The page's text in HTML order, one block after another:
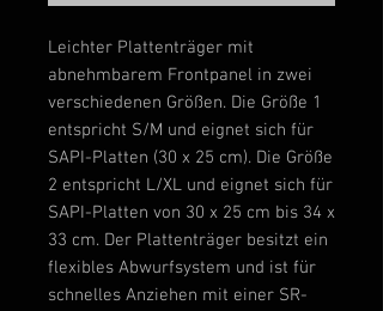
Leichter Plattenträger mit
abnehmbarem Frontpanel in zwei
verschiedenen Größen. Die Größe 1
entspricht S/M und eignet sich für
SAPI-Platten (30 x 25 cm). Die Größe
2 entspricht L/XL und eignet sich für
SAPI-Platten von 30 x 25 cm bis 34 x
33 cm. Der Plattenträger besitzt ein
flexibles Abwurfsystem und ist für
schnelles Anziehen mit einer SR-